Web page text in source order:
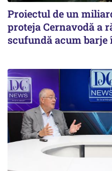
Proiectul de un
proteja Cernavodă a
scufundă acum barje